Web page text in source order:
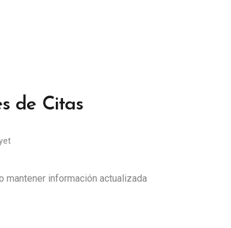
de Citas
mantener información actualizada